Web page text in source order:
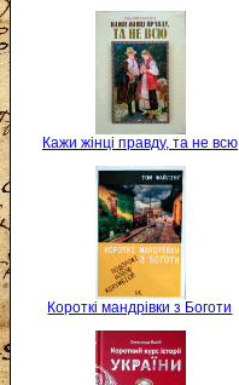
Кажи жінці правду, та не всю
Короткі мандрівки з Боготи